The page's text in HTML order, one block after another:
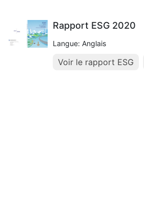
Rapport ESG 2020
Langue: Anglais
Voir le rapport ESG